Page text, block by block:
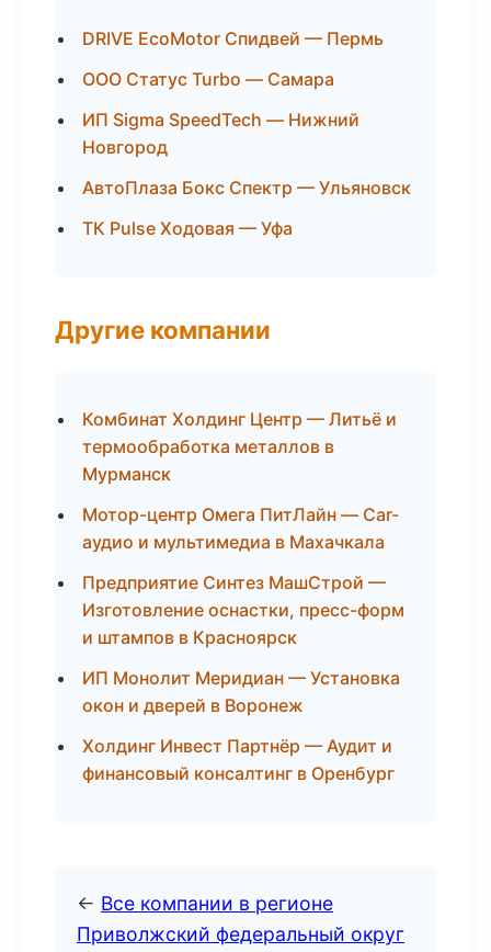
DRIVE EcoMotor Спидвей — Пермь
ООО Статус Turbo — Самара
ИП Sigma SpeedTech — Нижний
Новгород
АвтоПлаза Бокс Спектр — Ульяновск
ТК Pulse Ходовая — Уфа
Другие компании
Комбинат Холдинг Центр — Литьё и
термообработка металлов в
Мурманск
Мотор-центр Омега ПитЛайн — Car-
аудио и мультимедиа в Махачкала
Предприятие Синтез МашСтрой —
Изготовление оснастки, пресс-форм
и штампов в Красноярск
ИП Монолит Меридиан — Установка
окон и дверей в Воронеж
Холдинг Инвест Партнёр — Аудит и
финансовый консалтинг в Оренбург
← Все компании в регионе
Приволжский федеральный округ